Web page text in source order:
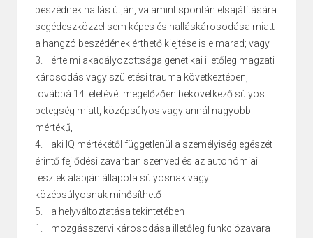
beszédnek hallás útján, valamint spontán elsajátítására
segédeszközzel sem képes és halláskárosodása miatt
a hangzó beszédének érthető kiejtése is elmarad; vagy
3. értelmi akadályozottsága genetikai illetőleg magzati
károsodás vagy születési trauma következtében,
továbbá 14. életévét megelőzően bekövetkező súlyos
betegség miatt, középsúlyos vagy annál nagyobb
mértékű,
4. aki IQ mértékétől függetlenül a személyiség egészét
érintő fejlődési zavarban szenved és az autonómiai
tesztek alapján állapota súlyosnak vagy
középsúlyosnak minősíthető
5. a helyváltoztatása tekintetében
1. mozgásszervi károsodása illetőleg funkciózavara